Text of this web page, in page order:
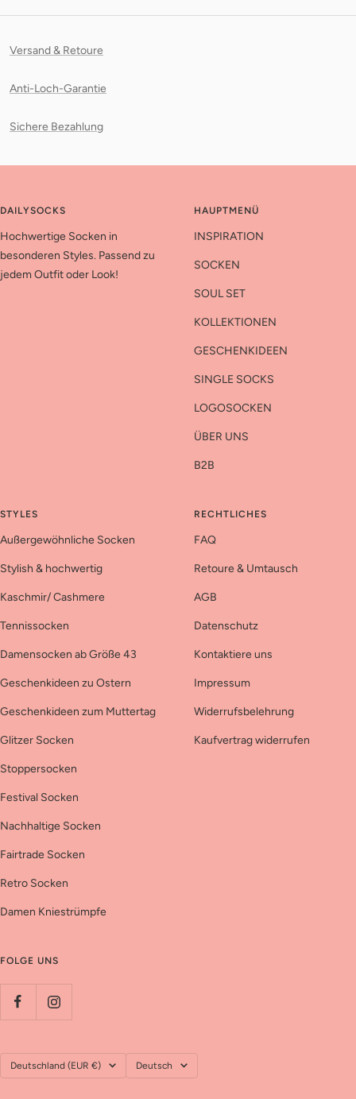
Versand & Retoure
Anti-Loch-Garantie
Sichere Bezahlung
DAILYSOCKS
Hochwertige Socken in
besonderen Styles. Passend zu
jedem Outfit oder Look!
HAUPTMENÜ
INSPIRATION
SOCKEN
SOUL SET
KOLLEKTIONEN
GESCHENKIDEEN
SINGLE SOCKS
LOGOSOCKEN
ÜBER UNS
B2B
STYLES
Außergewöhnliche Socken
Stylish & hochwertig
Kaschmir/ Cashmere
Tennissocken
Damensocken ab Größe 43
Geschenkideen zu Ostern
Geschenkideen zum Muttertag
Glitzer Socken
Stoppersocken
Festival Socken
Nachhaltige Socken
Fairtrade Socken
Retro Socken
Damen Kniestrümpfe
RECHTLICHES
FAQ
Retoure & Umtausch
AGB
Datenschutz
Kontaktiere uns
Impressum
Widerrufsbelehrung
Kaufvertrag widerrufen
FOLGE UNS
Land/Region
Deutschland (EUR €) Sprache
Deutsch